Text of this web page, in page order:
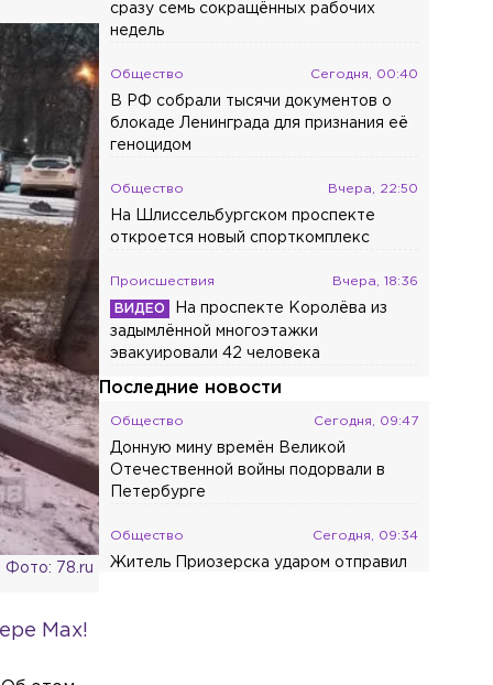
Фото: 78.ru
Max!
сразу семь сокращённых рабочих
недель
Общество Сегодня, 00:40
В РФ собрали тысячи документов о
блокаде Ленинграда для признания её
геноцидом
Общество Вчера, 22:50
На Шлиссельбургском проспекте
откроется новый спорткомплекс
Происшествия Вчера, 18:36
На проспекте Королёва из
задымлённой многоэтажки
эвакуировали 42 человека
Последние новости
Общество Сегодня, 09:47
Донную мину времён Великой
Отечественной войны подорвали в
Петербурге
Общество Сегодня, 09:34
Житель Приозерска ударом отправил